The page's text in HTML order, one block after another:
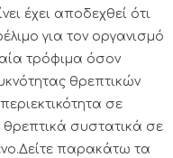
έχει αποδεχθεί ότι
για τον οργανισμό
τρόφιμα όσον
θρεπτικών
σε
θρεπτικά συστατικά σε
παρακάτω τα